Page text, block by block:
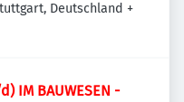
Deutschland +
IM BAUWESEN -